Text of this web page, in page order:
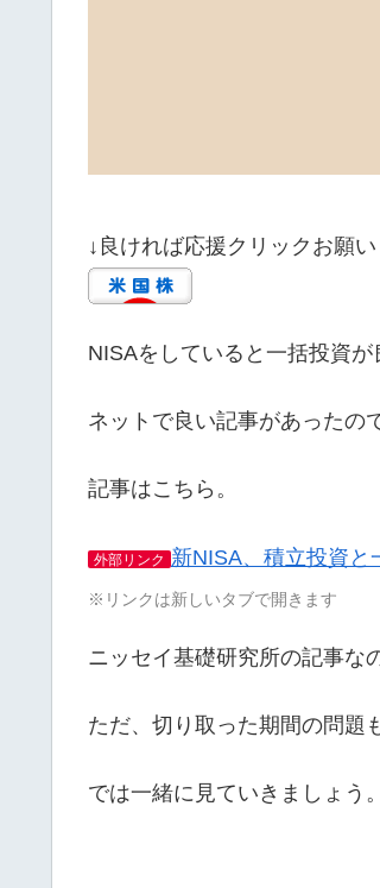
↓良ければ応援クリックお願い
NISAをしていると一括投資
ネットで良い記事があったの
記事はこちら。
外部リンク 新NISA、積立投資と
※リンクは新しいタブで開きます
ニッセイ基礎研究所の記事な
ただ、切り取った期間の問題
では一緒に見ていきましょう。